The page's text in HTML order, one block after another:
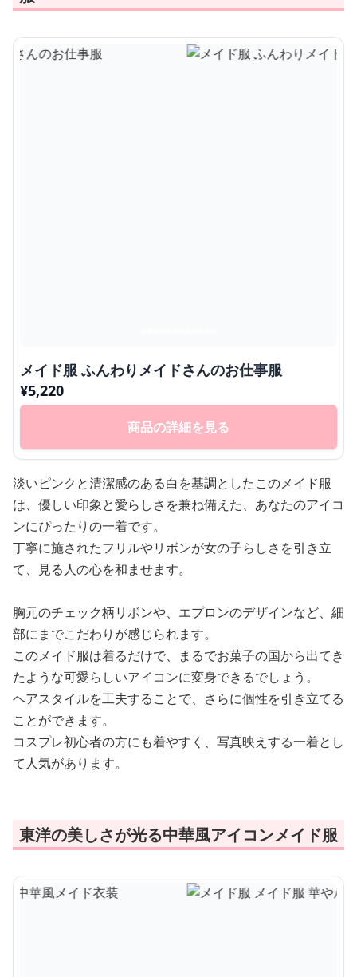
メイド服 ふんわりメイドさんのお仕事服
¥5,220
商品の詳細を見る
淡いピンクと清潔感のある白を基調としたこのメイド服
は、優しい印象と愛らしさを兼ね備えた、あなたのアイコ
ンにぴったりの一着です。
丁寧に施されたフリルやリボンが女の子らしさを引き立
て、見る人の心を和ませます。
胸元のチェック柄リボンや、エプロンのデザインなど、細
部にまでこだわりが感じられます。
このメイド服は着るだけで、まるでお菓子の国から出てき
たような可愛らしいアイコンに変身できるでしょう。
ヘアスタイルを工夫することで、さらに個性を引き立てる
ことができます。
コスプレ初心者の方にも着やすく、写真映えする一着とし
て人気があります。
東洋の美しさが光る中華風アイコンメイド服